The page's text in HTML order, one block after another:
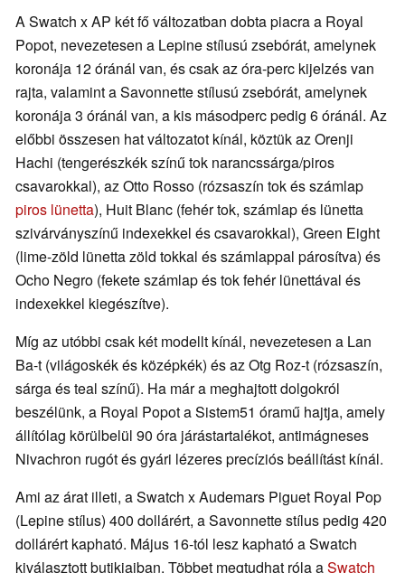
A Swatch x AP két fő változatban dobta piacra a Royal
Popot, nevezetesen a Lepine stílusú zsebórát, amelynek
koronája 12 óránál van, és csak az óra-perc kijelzés van
rajta, valamint a Savonnette stílusú zsebórát, amelynek
koronája 3 óránál van, a kis másodperc pedig 6 óránál. Az
előbbi összesen hat változatot kínál, köztük az Orenji
Hachi (tengerészkék színű tok narancssárga/piros
csavarokkal), az Otto Rosso (rózsaszín tok és számlap
piros lünetta), Huit Blanc (fehér tok, számlap és lünetta
szivárványszínű indexekkel és csavarokkal), Green Eight
(lime-zöld lünetta zöld tokkal és számlappal párosítva) és
Ocho Negro (fekete számlap és tok fehér lünettával és
indexekkel kiegészítve).
Míg az utóbbi csak két modellt kínál, nevezetesen a Lan
Ba-t (világoskék és középkék) és az Otg Roz-t (rózsaszín,
sárga és teal színű). Ha már a meghajtott dolgokról
beszélünk, a Royal Popot a Sistem51 óramű hajtja, amely
állítólag körülbelül 90 óra járástartalékot, antimágneses
Nivachron rugót és gyári lézeres precíziós beállítást kínál.
Ami az árat illeti, a Swatch x Audemars Piguet Royal Pop
(Lepine stílus) 400 dollárért, a Savonnette stílus pedig 420
dollárért kapható. Május 16-tól lesz kapható a Swatch
kiválasztott butikjaiban. Többet megtudhat róla aSwatch